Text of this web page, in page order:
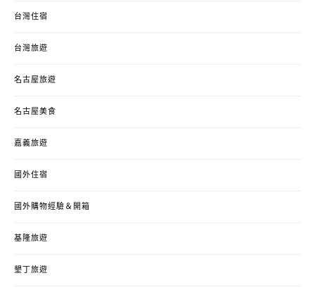
台灣住宿
台灣旅遊
名古屋旅遊
名古屋美食
嘉義旅遊
國外住宿
國外購物經驗＆開箱
基隆旅遊
墾丁旅遊